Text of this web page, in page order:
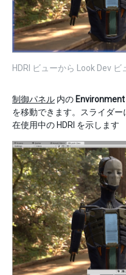
HDRI ビューから Look Dev
制御パネル 内の Environment
を移動できます。スライダ
在使用中の HDRI を示します